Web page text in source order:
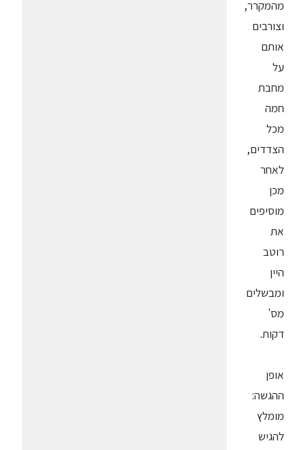
מהמקרר,
וצורבים
אותם
על
מחבת
חמה
מכל
הצדדים,
לאחר
מכן
מוסיפים
את
רוטב
היין
ומבשלים
מס'
דקות.
אופן
ההגשה:
מומלץ
להגיש